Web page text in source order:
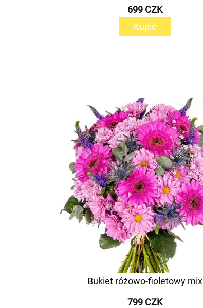
699 CZK
Kupić
Bukiet różowo-fioletowy mix
799 CZK